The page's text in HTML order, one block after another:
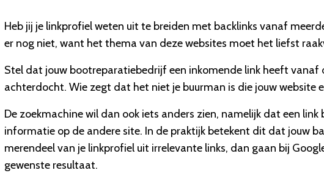
Heb jij je linkprofiel weten uit te breiden met backlinks vanaf
er nog niet, want het thema van deze websites moet het liefst
Stel dat jouw bootreparatiebedrijf een inkomende link heeft vanaf
achterdocht. Wie zegt dat het niet je buurman is die jouw website
De zoekmachine wil dan ook iets anders zien, namelijk dat een
informatie op de andere site. In de praktijk betekent dit dat jouw
merendeel van je linkprofiel uit irrelevante links, dan gaan bij
gewenste resultaat.